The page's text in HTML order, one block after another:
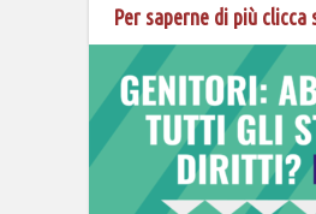
Per saperne di più clicca